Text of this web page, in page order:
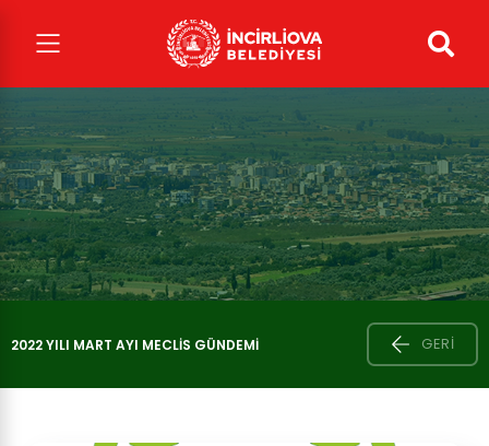
2022 YILI MART AYI MECLIS GÜNDEMI GERI